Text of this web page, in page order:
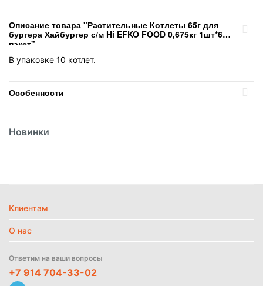
Описание товара "Растительные Котлеты 65г для
бургера Хайбургер с/м Hi EFKO FOOD 0,675кг 1шт*6
пакет"
В упаковке 10 котлет.
Особенности
Вид
Найти похожие
Новинки
Клиентам
О нас
Ответим на ваши вопросы
+7 914 704-33-02
обработки